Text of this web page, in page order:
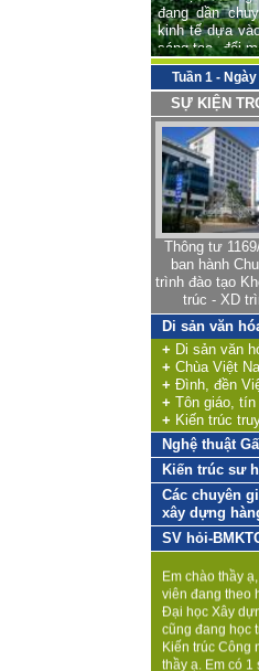
sáng tạo, đổi
công nghệ
thành động
hàng đầu cho
vững và hội
Trong tiến
chung đó, Bộ
Công nghệ
Architecture
Khoa Kiến trúc
Truờng Đại
được Nhà
vụ đào tạo
tạo lập môi
khoa học -
lĩnh vực quy
dựng, thiết
phục vụ cho
nghiệp hóa
phát triển
thôn và các
Việt Nam là
phát triển,
đóng vai trò
nhóm: i) Khai
thiên nhiên
nghiệp); ii)
nghiệp, xây
vụ, iv) Liên
thống kết cấu
bộ tương ứng,
bật là hệ
thông tin. Các
tế và hệ
tầng nêu trên
Tuần 1 -
SỰ KIỆN
Thông tư
ban hành
trình đào tạo
trúc - XD
Di sản văn
+ Di sản văn
+ Chùa Việt
+ Đình, đền
+ Tôn giáo,
+ Kiến trúc
Nghệ thuật
Kiến trúc sư
Các chuyên
xây dựng
SV hỏi-
Hỏi:
Em cảm thấy
quá
Em chào thầy ạ,
viên đang theo
Đại học Xây
cũng đang học
Kiến trúc Công
thầy ạ. Em có 1
tâm rất mong
thầy giúp đỡ